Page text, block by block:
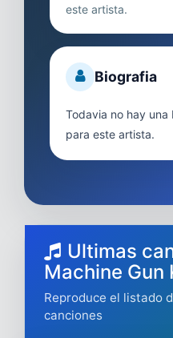
este artista.
Biografia
Todavia no hay
para este artista.
Ultimas
Machine Gun
Reproduce el listado
canciones